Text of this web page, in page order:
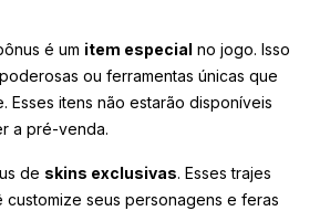
é um item especial no jogo. Isso
ou ferramentas únicas que
Esses itens não estarão disponíveis
a pré-venda.
de skins exclusivas. Esses trajes
customize seus personagens e feras